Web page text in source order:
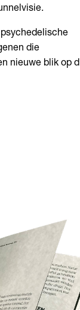
die
nieuwe blik op